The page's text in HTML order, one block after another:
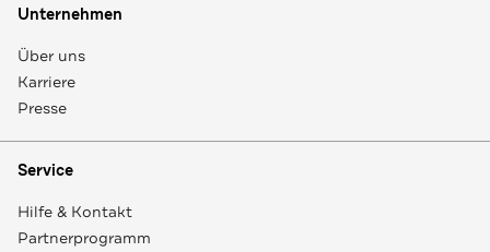
Unternehmen
Über uns
Karriere
Presse
Service
Hilfe & Kontakt
Partnerprogramm